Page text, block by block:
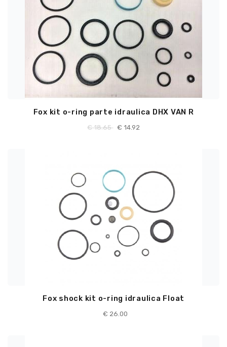
Fox kit o-ring parte idraulica DHX VAN R
€ 18.65 € 14.92
Fox shock kit o-ring idraulica Float
€ 26.00